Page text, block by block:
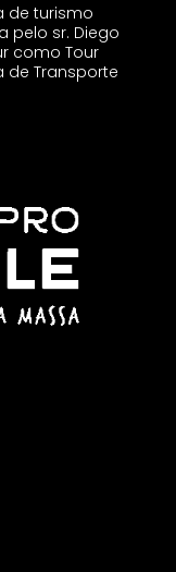
de turismo
pelo sr. Diego
como Tour
Transporte